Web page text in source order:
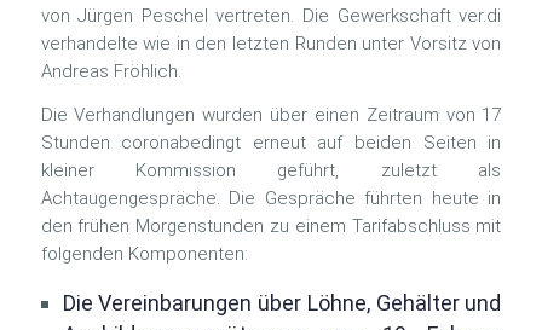
von Jürgen Peschel vertreten. Die Gewerkschaft ver.di
verhandelte wie in den letzten Runden unter Vorsitz von
Andreas Fröhlich.
Die Verhandlungen wurden über einen Zeitraum von 17
Stunden coronabedingt erneut auf beiden Seiten in
kleiner Kommission geführt, zuletzt als
Achtaugengespräche. Die Gespräche führten heute in
den frühen Morgenstunden zu einem Tarifabschluss mit
folgenden Komponenten:
Die Vereinbarungen über Löhne, Gehälter und